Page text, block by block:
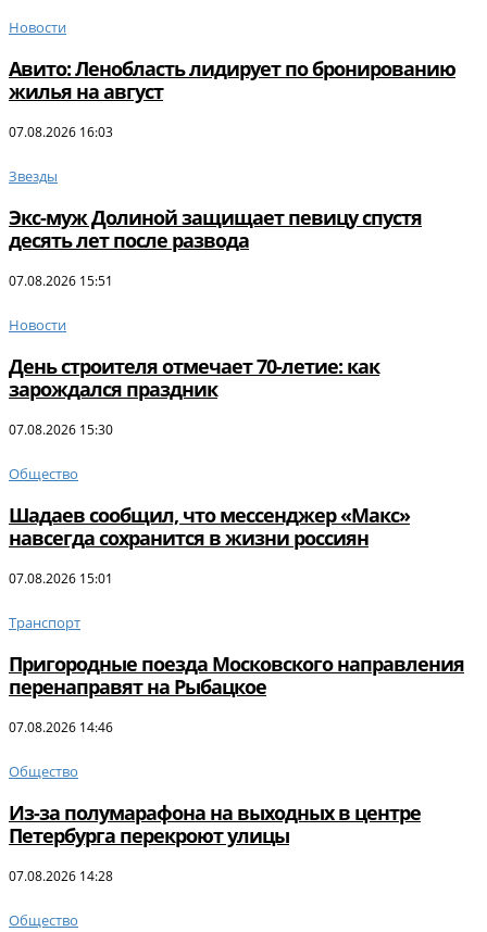
Новости
Авито: Ленобласть лидирует по бронированию
жилья на август
07.08.2026 16:03
Звезды
Экс-муж Долиной защищает певицу спустя
десять лет после развода
07.08.2026 15:51
Новости
День строителя отмечает 70-летие: как
зарождался праздник
07.08.2026 15:30
Общество
Шадаев сообщил, что мессенджер «Макс»
навсегда сохранится в жизни россиян
07.08.2026 15:01
Транспорт
Пригородные поезда Московского направления
перенаправят на Рыбацкое
07.08.2026 14:46
Общество
Из-за полумарафона на выходных в центре
Петербурга перекроют улицы
07.08.2026 14:28
Общество